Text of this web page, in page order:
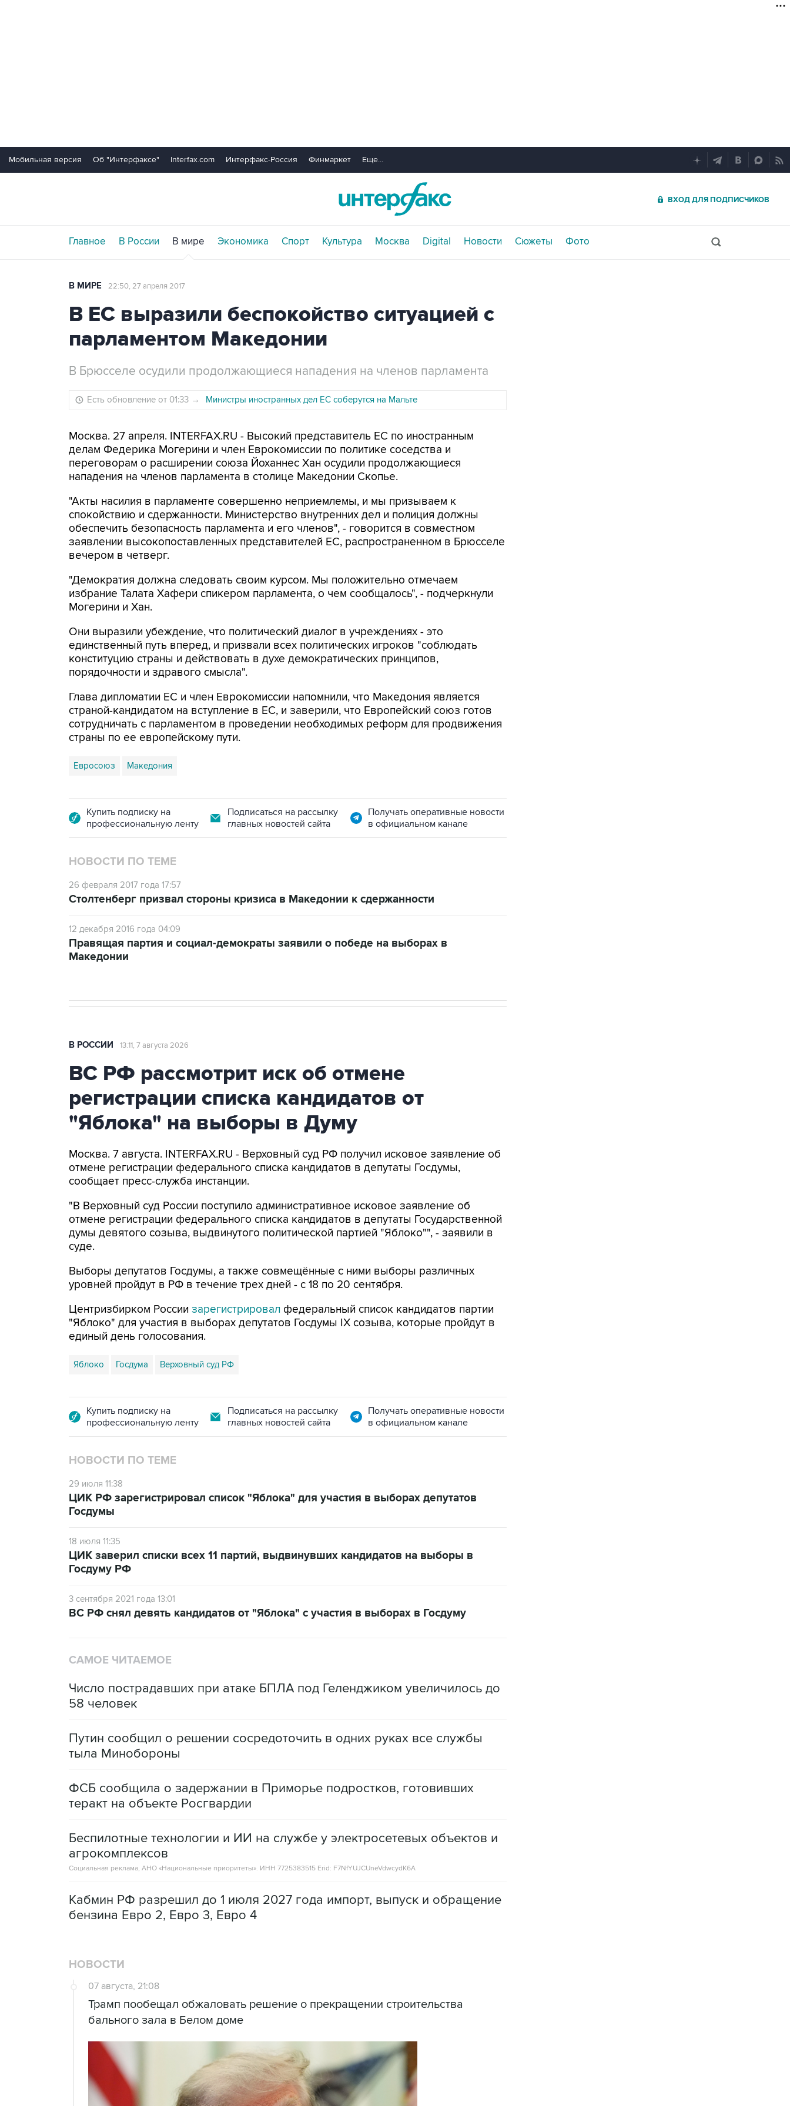
Мобильная версия Об "Интерфаксе" Interfax.com Интерфакс-Россия Финмаркет Еще...
ВХОД ДЛЯ ПОДПИСЧИКОВ
Главное В России В мире Экономика Спорт Культура Москва Digital Новости Сюжеты Фото
В МИРЕ 22:50, 27 апреля 2017
В ЕС выразили беспокойство ситуацией с
парламентом Македонии
В Брюсселе осудили продолжающиеся нападения на членов парламента
Есть обновление от 01:33 → Министры иностранных дел ЕС соберутся на Мальте
Москва. 27 апреля. INTERFAX.RU - Высокий представитель ЕС по иностранным
делам Федерика Могерини и член Еврокомиссии по политике соседства и
переговорам о расширении союза Йоханнес Хан осудили продолжающиеся
нападения на членов парламента в столице Македонии Скопье.
"Акты насилия в парламенте совершенно неприемлемы, и мы призываем к
спокойствию и сдержанности. Министерство внутренних дел и полиция должны
обеспечить безопасность парламента и его членов", - говорится в совместном
заявлении высокопоставленных представителей ЕС, распространенном в Брюсселе
вечером в четверг.
"Демократия должна следовать своим курсом. Мы положительно отмечаем
избрание Талата Хафери спикером парламента, о чем сообщалось", - подчеркнули
Могерини и Хан.
Они выразили убеждение, что политический диалог в учреждениях - это
единственный путь вперед, и призвали всех политических игроков "соблюдать
конституцию страны и действовать в духе демократических принципов,
порядочности и здравого смысла".
Глава дипломатии ЕС и член Еврокомиссии напомнили, что Македония является
страной-кандидатом на вступление в ЕС, и заверили, что Европейский союз готов
сотрудничать с парламентом в проведении необходимых реформ для продвижения
страны по ее европейскому пути.
Евросоюз Македония
Купить подписку на
профессиональную ленту
Подписаться на рассылку
главных новостей сайта
Получать оперативные новости
в официальном канале
НОВОСТИ ПО ТЕМЕ
26 февраля 2017 года 17:57
Столтенберг призвал стороны кризиса в Македонии к сдержанности
12 декабря 2016 года 04:09
Правящая партия и социал-демократы заявили о победе на выборах в
Македонии
В РОССИИ 13:11, 7 августа 2026
ВС РФ рассмотрит иск об отмене
регистрации списка кандидатов от
"Яблока" на выборы в Думу
Москва. 7 августа. INTERFAX.RU - Верховный суд РФ получил исковое заявление об
отмене регистрации федерального списка кандидатов в депутаты Госдумы,
сообщает пресс-служба инстанции.
"В Верховный суд России поступило административное исковое заявление об
отмене регистрации федерального списка кандидатов в депутаты Государственной
думы девятого созыва, выдвинутого политической партией "Яблоко"", - заявили в
суде.
Выборы депутатов Госдумы, а также совмещённые с ними выборы различных
уровней пройдут в РФ в течение трех дней - с 18 по 20 сентября.
Центризбирком России зарегистрировал федеральный список кандидатов партии
"Яблоко" для участия в выборах депутатов Госдумы IX созыва, которые пройдут в
единый день голосования.
Яблоко Госдума Верховный суд РФ
Купить подписку на
профессиональную ленту
Подписаться на рассылку
главных новостей сайта
Получать оперативные новости
в официальном канале
НОВОСТИ ПО ТЕМЕ
29 июля 11:38
ЦИК РФ зарегистрировал список "Яблока" для участия в выборах депутатов
Госдумы
18 июля 11:35
ЦИК заверил списки всех 11 партий, выдвинувших кандидатов на выборы в
Госдуму РФ
3 сентября 2021 года 13:01
ВС РФ снял девять кандидатов от "Яблока" с участия в выборах в Госдуму
САМОЕ ЧИТАЕМОЕ
Число пострадавших при атаке БПЛА под Геленджиком увеличилось до
58 человек
Путин сообщил о решении сосредоточить в одних руках все службы
тыла Минобороны
ФСБ сообщила о задержании в Приморье подростков, готовивших
теракт на объекте Росгвардии
Беспилотные технологии и ИИ на службе у электросетевых объектов и
агрокомплексов
Социальная реклама, АНО «Национальные приоритеты». ИНН 7725383515 Erid: F7NfYUJCUneVdwcydK6A
Кабмин РФ разрешил до 1 июля 2027 года импорт, выпуск и обращение
бензина Евро 2, Евро 3, Евро 4
НОВОСТИ
07 августа, 21:08
Трамп пообещал обжаловать решение о прекращении строительства
бального зала в Белом доме